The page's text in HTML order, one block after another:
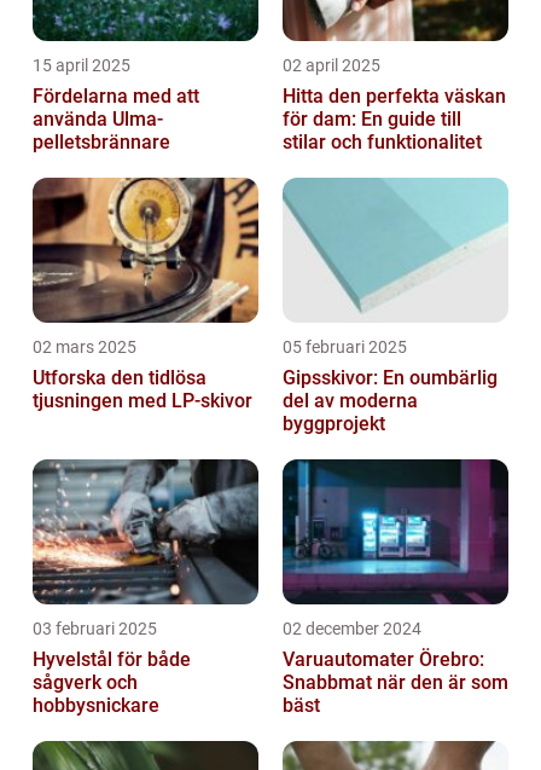
15 april 2025
Fördelarna med att
använda Ulma-
pelletsbrännare
02 april 2025
Hitta den perfekta väskan
för dam: En guide till
stilar och funktionalitet
02 mars 2025
Utforska den tidlösa
tjusningen med LP-skivor
05 februari 2025
Gipsskivor: En oumbärlig
del av moderna
byggprojekt
03 februari 2025
Hyvelstål för både
sågverk och
hobbysnickare
02 december 2024
Varuautomater Örebro:
Snabbmat när den är som
bäst